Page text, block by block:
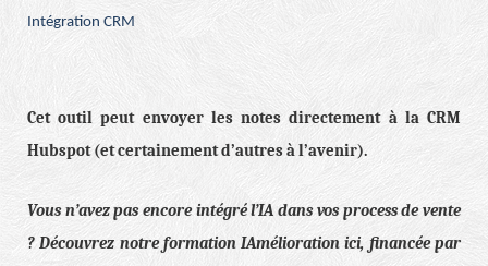
Intégration CRM
Cet outil peut envoyer les notes directement à la CRM
Hubspot (et certainement d’autres à l’avenir).
Vous n’avez pas encore intégré l’IA dans vos process de vente
? Découvrez notre formation IAmélioration ici, financée par